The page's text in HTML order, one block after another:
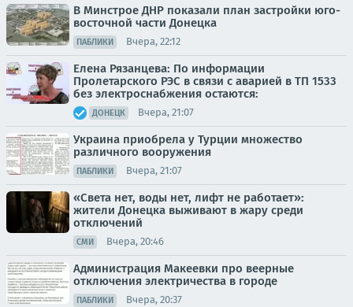
В Минстрое ДНР показали план застройки юго-
восточной части Донецка
ПАБЛИКИ Вчера, 22:12
Елена Рязанцева: По информации
Пролетарского РЭС в связи с аварией в ТП 1533
без электроснабжения остаются:
ДОНЕЦК Вчера, 21:07
Украина приобрела у Турции множество
различного вооружения
ПАБЛИКИ Вчера, 21:07
«Света нет, воды нет, лифт не работает»:
жители Донецка выживают в жару среди
отключений
СМИ Вчера, 20:46
Администрация Макеевки про веерные
отключения электричества в городе
ПАБЛИКИ Вчера, 20:37